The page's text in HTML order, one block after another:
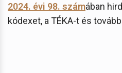
2024. évi 98. számában
kódexet, a TÉKA-t és